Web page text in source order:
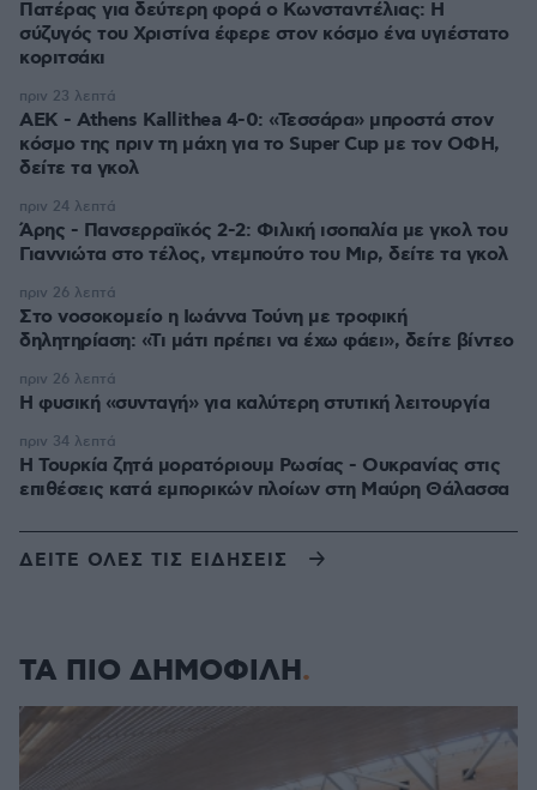
Πατέρας για δεύτερη φορά ο Κωνσταντέλιας: Η
σύζυγός του Χριστίνα έφερε στον κόσμο ένα υγιέστατο
κοριτσάκι
ΑΕΚ - Athens Kallithea 4-0: «Τεσσάρα» μπροστά στον
κόσμο της πριν τη μάχη για το Super Cup με τον ΟΦΗ,
δείτε τα γκολ
πριν 23 λεπτά
Άρης - Πανσερραϊκός 2-2: Φιλική ισοπαλία με γκολ του
Γιαννιώτα στο τέλος, ντεμπούτο του Μιρ, δείτε τα γκολ
πριν 24 λεπτά
Στο νοσοκομείο η Ιωάννα Τούνη με τροφική
δηλητηρίαση: «Τι μάτι πρέπει να έχω φάει», δείτε βίντεο
πριν 26 λεπτά
Η φυσική «συνταγή» για καλύτερη στυτική λειτουργία
πριν 26 λεπτά
Η Τουρκία ζητά μορατόριουμ Ρωσίας - Ουκρανίας στις
επιθέσεις κατά εμπορικών πλοίων στη Μαύρη Θάλασσα
πριν 34 λεπτά
ΔΕΙΤΕ ΟΛΕΣ ΤΙΣ ΕΙΔΗΣΕΙΣ
ΤΑ ΠΙΟ ΔΗΜΟΦΙΛΗ